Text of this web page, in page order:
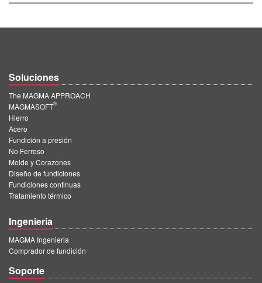
Soluciones
The MAGMA APPROACH
MAGMASOFT
®
Hierro
Acero
Fundición a presión
No Ferroso
Molde y Corazones
Diseño de fundiciones
Fundiciones continuas
Tratamiento térmico
Ingenieria
MAGMA Ingenieria
Comprador de fundición
Soporte